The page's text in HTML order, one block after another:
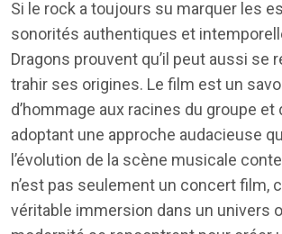
Si le rock a toujours su marquer les
sonorités authentiques et
Dragons prouvent qu’il peut aussi se
trahir ses origines. Le film est un
d’hommage aux racines du groupe et
adoptant une approche audacieuse
l’évolution de la scène musicale
n’est pas seulement un concert film,
véritable immersion dans un univers